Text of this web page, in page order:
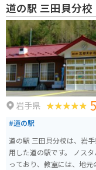
ライブの休憩だけでなく、ゆっ
る際は、道の駅に隣接する
山や八幡平など、絶景を
としてもおすすめです。 【おすすめポイント】 * 地元産の新鮮な牛乳を使っ
たソフトクリーム * 葛巻ブ
泉施設やプラネタリウム併設 周辺の観光スポットと合わせて訪れてみ
さい。
道の駅 三田貝分校
岩手県 5
#道の駅
道の駅 三田貝分校は、岩
用した道の駅です。 ノスタルジックな雰囲気の校舎は、当時のままの姿で残
っており、教室には、地